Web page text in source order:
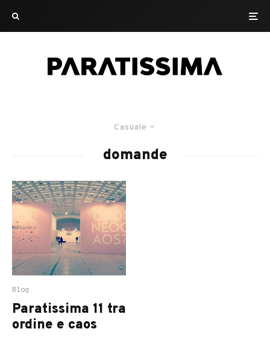
Casuale
domande
Blog
Paratissima 11 tra
ordine e caos